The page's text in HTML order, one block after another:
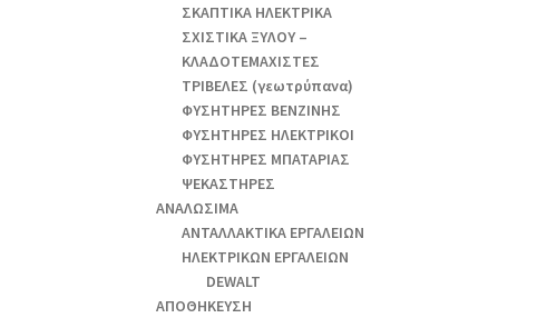
ΣΚΑΠΤΙΚΑ ΗΛΕΚΤΡΙΚΑ
ΣΧΙΣΤΙΚΑ ΞΥΛΟΥ –
ΚΛΑΔΟΤΕΜΑΧΙΣΤΕΣ
ΤΡΙΒΕΛΕΣ (γεωτρύπανα)
ΦΥΣΗΤΗΡΕΣ ΒΕΝΖΙΝΗΣ
ΦΥΣΗΤΗΡΕΣ ΗΛΕΚΤΡΙΚΟΙ
ΦΥΣΗΤΗΡΕΣ ΜΠΑΤΑΡΙΑΣ
ΨΕΚΑΣΤΗΡΕΣ
ΑΝΑΛΩΣΙΜΑ
ΑΝΤΑΛΛΑΚΤΙΚΑ ΕΡΓΑΛΕΙΩΝ
ΗΛΕΚΤΡΙΚΩΝ ΕΡΓΑΛΕΙΩΝ
DEWALT
ΑΠΟΘΗΚΕΥΣΗ